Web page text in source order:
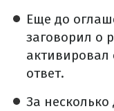
Еще до
заговорил о
ответ.
За